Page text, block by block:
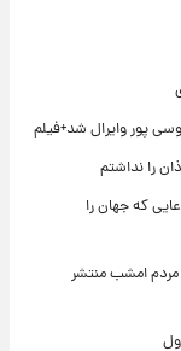
پور وایرال شد+فیلم
را نداشتم
یک نوجوان ۱۵ ساله؟ ادعایی که جهان را
مردم امشب منتشر